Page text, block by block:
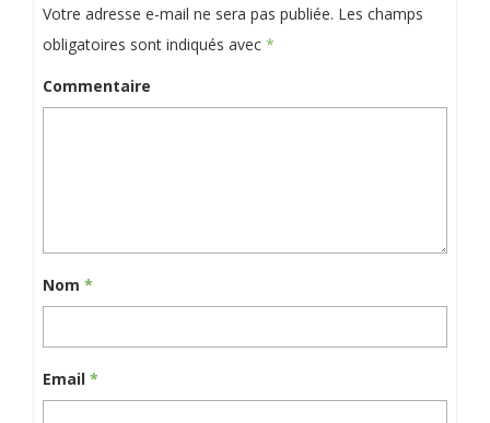
Votre adresse e-mail ne sera pas publiée. Les champs
obligatoires sont indiqués avec *
Commentaire
Nom *
Email *